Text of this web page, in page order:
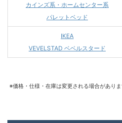
カインズ系・ホームセンター系
パレットベッド
IKEA
VEVELSTAD ベベルスタード
※価格・仕様・在庫は変更される場合があり